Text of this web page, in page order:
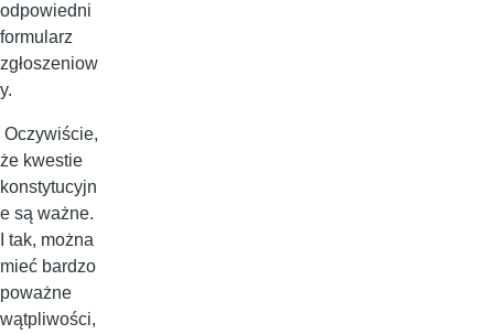
odpowiedni
formularz
zgłoszeniow
y.
Oczywiście,
że kwestie
konstytucyjn
e są ważne.
I tak, można
mieć bardzo
poważne
wątpliwości,